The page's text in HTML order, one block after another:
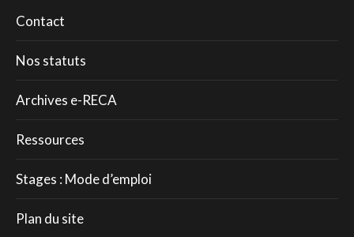
Contact
Nos statuts
Archives e-RECA
Ressources
Stages : Mode d’emploi
Plan du site